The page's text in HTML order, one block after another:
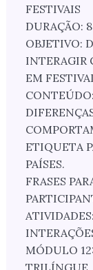
FESTIVAIS
DURAÇÃO:
OBJETIVO:
INTERAGIR
EM
CONTEÚDO:
ETIQUETA
PAÍSES.
FRASES
MÓDULO